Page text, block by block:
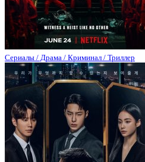
Сериалы / Драма / Криминал / Триллер